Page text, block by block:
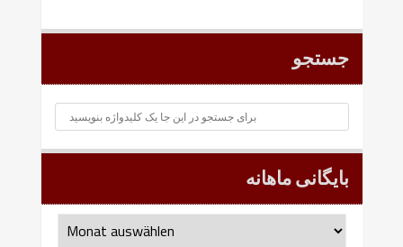
جستجو
بایگانی ماهانه
بایگانی
ماهانه